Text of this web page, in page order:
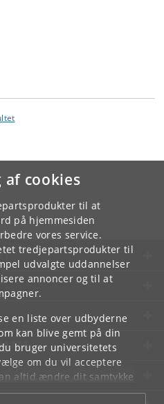
af cookies
til at
på hjemmesiden
vores service.
tredjepartsprodukter til
udvalgte uddannelser
annoncer og til at
en liste over udbyderne
kan blive gemt på din
bruger universitetets
om du vil acceptere
altid ændre dit samtykke
som du finder i